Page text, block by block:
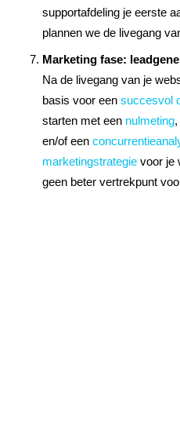
supportafdeling je eerste
plannen we de livegang
Marketing fase:
Na de livegang van je
basis voor een succesvol
starten met een nulmeting,
en/of een
marketingstrategie voor je
geen beter vertrekpunt